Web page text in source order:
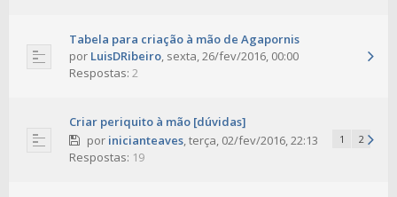
Tabela para criação à mão de Agapornis
por LuisDRibeiro, sexta, 26/fev/2016, 00:00
Respostas: 2
Criar periquito à mão [dúvidas]
por inicianteaves,terça, 02/fev/2016, 22:13 1 2
Respostas: 19